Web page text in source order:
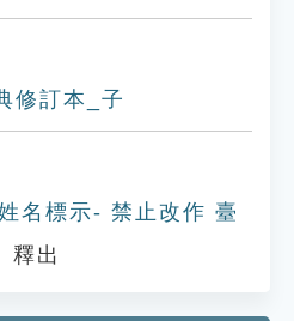
修訂本_子
名標示- 禁止改作 臺
釋出